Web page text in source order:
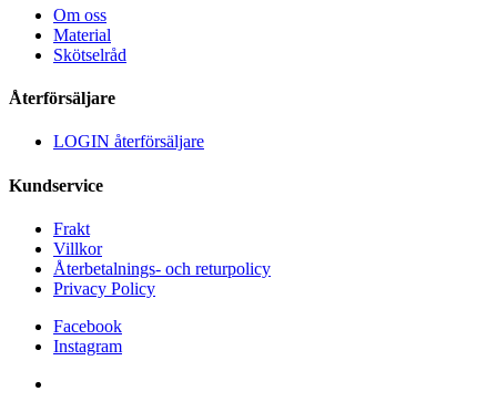
Om oss
Material
Skötselråd
Återförsäljare
LOGIN återförsäljare
Kundservice
Frakt
Villkor
Återbetalnings- och returpolicy
Privacy Policy
Facebook
Instagram